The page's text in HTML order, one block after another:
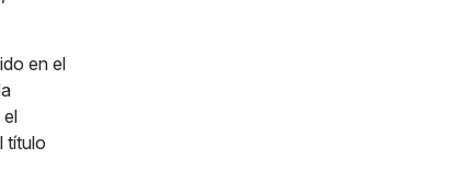
en el
el
título